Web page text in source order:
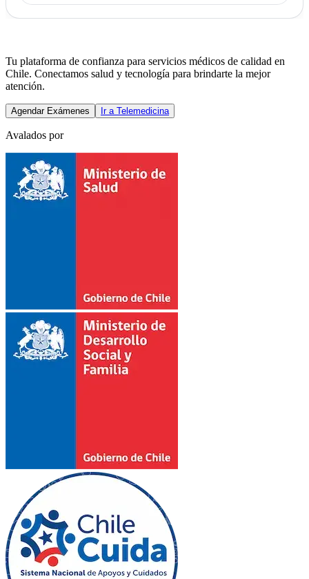
Tu plataforma de confianza para servicios médicos de calidad en
Chile. Conectamos salud y tecnología para brindarte la mejor
atención.
Agendar Exámenes Ir a Telemedicina
Avalados por